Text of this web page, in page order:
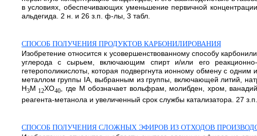
в условиях, обеспечивающих уменьшение первичной
альдегида. 2 н. и 26 з.п. ф-лы, 3 табл.
СПОСОБ ПОЛУЧЕНИЯ ПРОДУКТОВ КАРБОНИЛИРОВАНИЯ
Изобретение относится к усовершенствованному способу
углерода с сырьем, включающим спирт и/или его реакционно-
гетерополикислоты, которая подвергнута ионному обмену с
металлом группы IA, выбранным из группы, включающей литий,
H3M 12XO40
, где М обозначает вольфрам, молибден, хром,
реагента-метанола и увеличенный срок службы катализатора. 27
СПОСОБ ПОЛУЧЕНИЯ СЛОЖНЫХ ЭФИРОВ ИЗ ОТХОДОВ